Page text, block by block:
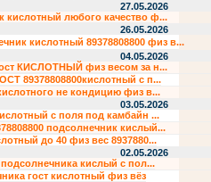
27.05.2026
кислотный любого качество ф...
26.05.2026
кислотный 89378808800 физ в...
04.05.2026
КИСЛОТНЫЙ физ весом за н...
89378808800кислотный с п...
не кондицию физ в...
03.05.2026
с поля под камбайн ...
подсолнечник кислый...
до 40 физ вес 8937880...
02.05.2026
подсолнечника кислый с пол...
гост кислотный физ вёз